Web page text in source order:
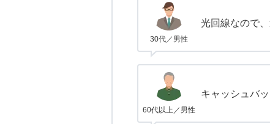
30代／男性
光回線なので
60代以上／男性
キャッシュバ